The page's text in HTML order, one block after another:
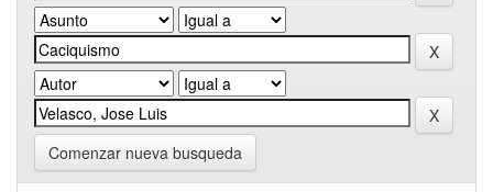
Comenzar nueva busqueda